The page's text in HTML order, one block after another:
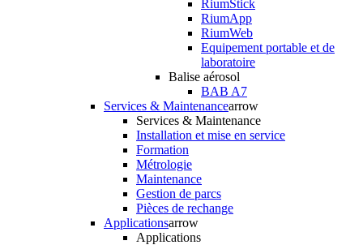
RiumStick
RiumApp
RiumWeb
Equipement portable et de
laboratoire
Balise aérosol
BAB A7
Services & Maintenancearrow
Services & Maintenance
Installation et mise en service
Formation
Métrologie
Maintenance
Gestion de parcs
Pièces de rechange
Applicationsarrow
Applications